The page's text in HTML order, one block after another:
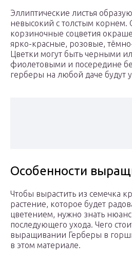
Эллиптические листья
невысокий с толстым корнем.
корзиночные соцветия
ярко-красные, розовые,
Цветки могут быть черными
фиолетовыми и посередине
герберы на любой даче будут
Особенности
Чтобы вырастить из семечка
растение, которое будет
цветением, нужно знать
последующего ухода. Чего
выращивании Герберы в
в этом материале.